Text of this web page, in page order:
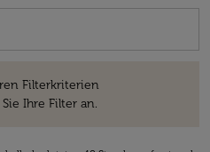
Filterkriterien
Ihre Filter an.